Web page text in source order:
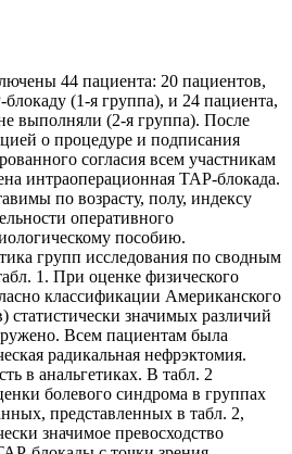
44 пациента: 20 пациентов,
(1-я группа), и 24 пациента,
выполняли (2-я группа). После
о процедуре и подписания
согласия всем участникам
интраоперационная TAP-блокада.
по возрасту, полу, индексу
оперативного
пособию.
групп исследования по сводным
1. При оценке физического
классификации Американского
статистически значимых различий
Всем пациентам была
радикальная нефрэктомия.
в анальгетиках. В табл. 2
болевого синдрома в группах
представленных в табл. 2,
значимое превосходство